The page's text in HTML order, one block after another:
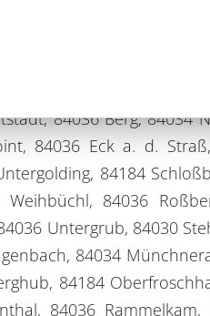
84036 Berg, 84034
84036 Eck a. d.
84184
84036
Untergrub, 84030
84034
84184
84036